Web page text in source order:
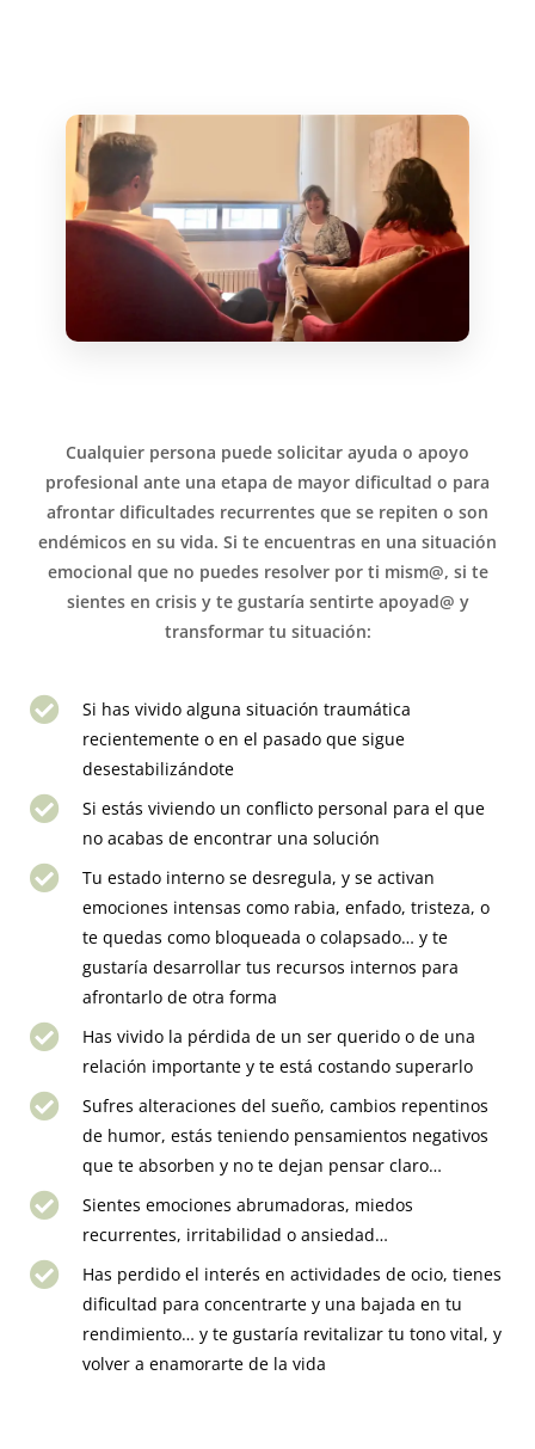
Cualquier persona puede solicitar ayuda o apoyo
profesional ante una etapa de mayor dificultad o para
afrontar dificultades recurrentes que se repiten o son
endémicos en su vida. Si te encuentras en una situación
emocional que no puedes resolver por ti mism@, si te
sientes en crisis y te gustaría sentirte apoyad@ y
transformar tu situación:
Si has vivido alguna situación traumática
recientemente o en el pasado que sigue
desestabilizándote
Si estás viviendo un conflicto personal para el que
no acabas de encontrar una solución
Tu estado interno se desregula, y se activan
emociones intensas como rabia, enfado, tristeza, o
te quedas como bloqueada o colapsado… y te
gustaría desarrollar tus recursos internos para
afrontarlo de otra forma
Has vivido la pérdida de un ser querido o de una
relación importante y te está costando superarlo
Sufres alteraciones del sueño, cambios repentinos
de humor, estás teniendo pensamientos negativos
que te absorben y no te dejan pensar claro…
Sientes emociones abrumadoras, miedos
recurrentes, irritabilidad o ansiedad…
Has perdido el interés en actividades de ocio, tienes
dificultad para concentrarte y una bajada en tu
rendimiento… y te gustaría revitalizar tu tono vital, y
volver a enamorarte de la vida